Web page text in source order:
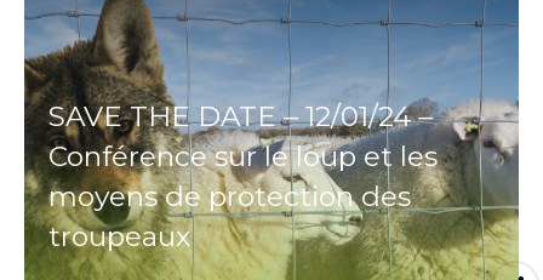
SAVE THE DATE – 12/01/24 –
Conférence sur le loup et les
moyens de protection des
troupeaux